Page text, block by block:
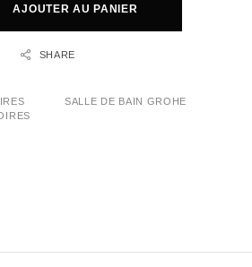
AJOUTER AU PANIER
SHARE
SALLE DE BAIN GROHE